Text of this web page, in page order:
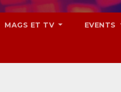
MAGS ET TV EVENTS